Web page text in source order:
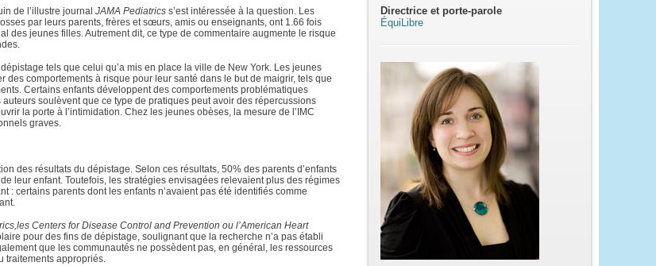
de l’illustre journal JAMA Pediatrics s’est intéressée à la question. Les
par leurs parents, frères et sœurs, amis ou enseignants, ont 1.66 fois
des jeunes filles. Autrement dit, ce type de commentaire augmente le risque
tels que celui qu’a mis en place la ville de New York. Les jeunes
comportements à risque pour leur santé dans le but de maigrir, tels que
Certains enfants développent des comportements problématiques
soulèvent que ce type de pratiques peut avoir des répercussions
la porte à l’intimidation. Chez les jeunes obèses, la mesure de l’IMC
graves.
des résultats du dépistage. Selon ces résultats, 50% des parents d’enfants
leur enfant. Toutefois, les stratégies envisagées relevaient plus des régimes
: certains parents dont les enfants n’avaient pas été identifiés comme
Centers for Disease Control and Prevention ou l’American Heart
pour des fins de dépistage, soulignant que la recherche n’a pas établi
que les communautés ne possèdent pas, en général, les ressources
traitements appropriés.
Directrice et porte-parole
ÉquiLibre